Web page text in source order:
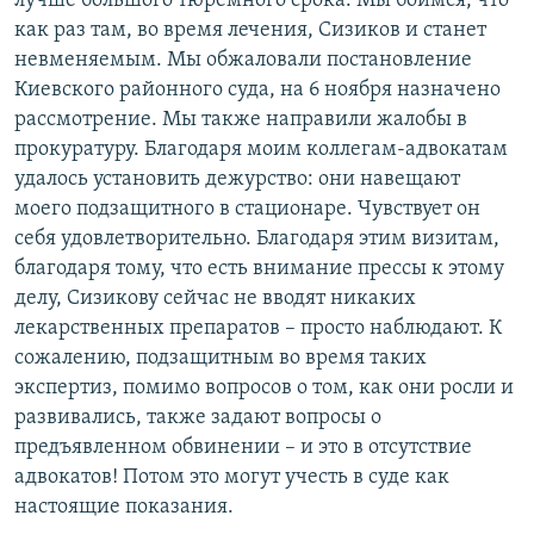
как раз там, во время лечения, Сизиков и станет
невменяемым. Мы обжаловали постановление
Киевского районного суда, на 6 ноября назначено
рассмотрение. Мы также направили жалобы в
прокуратуру. Благодаря моим коллегам-адвокатам
удалось установить дежурство: они навещают
моего подзащитного в стационаре. Чувствует он
себя удовлетворительно. Благодаря этим визитам,
благодаря тому, что есть внимание прессы к этому
делу, Сизикову сейчас не вводят никаких
лекарственных препаратов – просто наблюдают. К
сожалению, подзащитным во время таких
экспертиз, помимо вопросов о том, как они росли и
развивались, также задают вопросы о
предъявленном обвинении – и это в отсутствие
адвокатов! Потом это могут учесть в суде как
настоящие показания.